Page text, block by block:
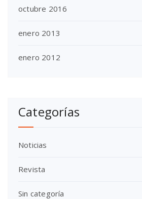
octubre 2016
enero 2013
enero 2012
Categorías
Noticias
Revista
Sin categoría